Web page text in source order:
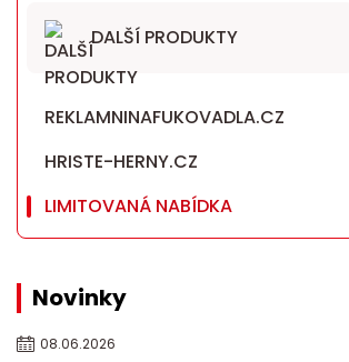
DALŠÍ PRODUKTY
REKLAMNINAFUKOVADLA.CZ
HRISTE-HERNY.CZ
LIMITOVANÁ NABÍDKA
Novinky
08.06.2026